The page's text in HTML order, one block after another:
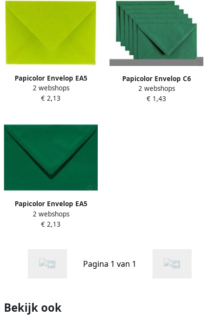
Papicolor Envelop EA5
156x220mm appelgroen
pak Ã 6 stuks
2 webshops
€ 2,13
Papicolor Envelop C6
114x162mm dennengroen
pak Ã 6 stuks
2 webshops
€ 1,43
Papicolor Envelop EA5
156x220mm dennegroen
pak Ã 6 stuks
2 webshops
€ 2,13
Pagina 1 van 1
Bekijk ook